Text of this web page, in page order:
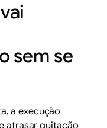
sem se
a execução